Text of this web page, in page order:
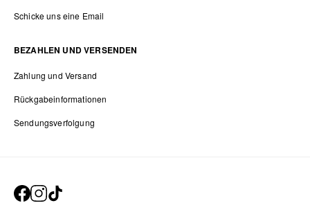
Schicke uns eine Email
BEZAHLEN UND VERSENDEN
Zahlung und Versand
Rückgabeinformationen
Sendungsverfolgung